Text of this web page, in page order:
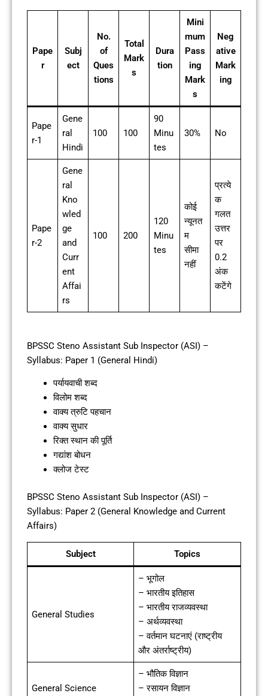
Pape
r
Subj
ect
No.
of
Ques
tions
Total
Mark
s
Dura
tion
Mini
mum
Pass
ing
Mark
s
Neg
ative
Mark
ing
Pape
r-1
Gene
ral
Hindi
100 100
90
Minu
tes
30% No
Pape
r-2
Gene
ral
Kno
wled
ge
and
Curr
ent
Affai
rs
100 200
120
Minu
tes
कोई
न्यूनत
म
सीमा
नहीं
प्रत्ये
क
गलत
उत्तर
पर
0.2
अंक
कटेंगे
BPSSC Steno Assistant Sub Inspector (ASI) –
Syllabus: Paper 1 (General Hindi)
पर्यायवाची शब्द
विलोम शब्द
वाक्य त्रुटि पहचान
वाक्य सुधार
रिक्त स्थान की पूर्ति
गद्यांश बोधन
क्लोज टेस्ट
BPSSC Steno Assistant Sub Inspector (ASI) –
Syllabus: Paper 2 (General Knowledge and Current
Affairs)
Subject Topics
General Studies
– भूगोल
– भारतीय इतिहास
– भारतीय राजव्यवस्था
– अर्थव्यवस्था
– वर्तमान घटनाएं (राष्ट्रीय
और अंतर्राष्ट्रीय)
General Science
– भौतिक विज्ञान
– रसायन विज्ञान